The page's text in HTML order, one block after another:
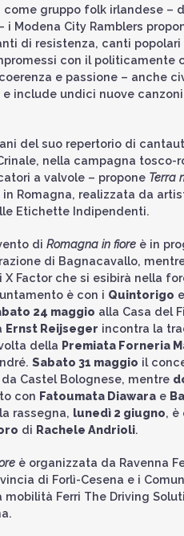
come gruppo folk irlandese –
i Modena City Ramblers
di resistenza, canti
con il politicamente
e passione – anche
include undici nuove
del suo repertorio di
nella campagna
a valvole – propone Terra
in Romagna, realizzata da
Etichette Indipendenti.
di Romagna in fiore è in
di Bagnacavallo,
X Factor che si esibirà nella
è con i Quintorigo e
24 maggio alla Casa del
Ernst Reijseger incontra la
della Premiata Forneria
Sabato 31 maggio il
Castel Bolognese, mentre
con Fatoumata Diawara e
rassegna, lunedì 2 giugno, è
di Rachele Andrioli.
è organizzata da Ravenna
di Forlì-Cesena e i
mobilità Ferri The Driving